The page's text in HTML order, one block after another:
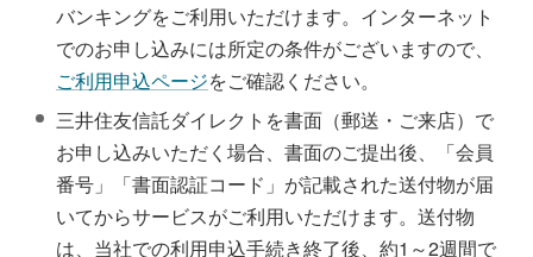
バンキングをご利用いただけます。インターネット
でのお申し込みには所定の条件がございますので、
ご利用申込ページをご確認ください。
三井住友信託ダイレクトを書面（郵送・ご来店）で
お申し込みいただく場合、書面のご提出後、「会員
番号」「書面認証コード」が記載された送付物が届
いてからサービスがご利用いただけます。送付物
は、当社での利用申込手続き終了後、約1～2週間で